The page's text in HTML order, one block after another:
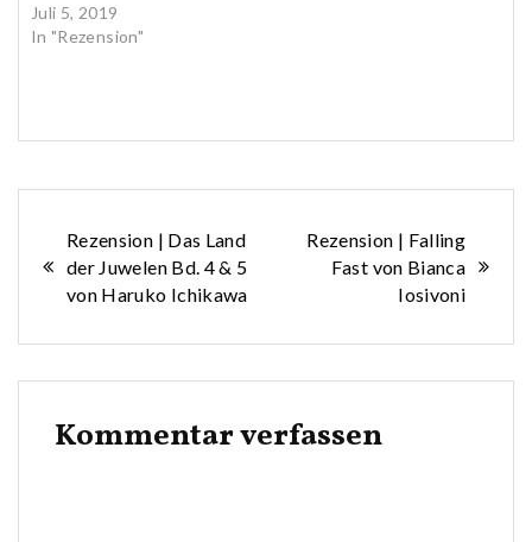
Juli 5, 2019
In "Rezension"
Beitragsnavigation
Rezension | Das Land
der Juwelen Bd. 4 & 5
von Haruko Ichikawa
Rezension | Falling
Fast von Bianca
Iosivoni
Kommentar verfassen